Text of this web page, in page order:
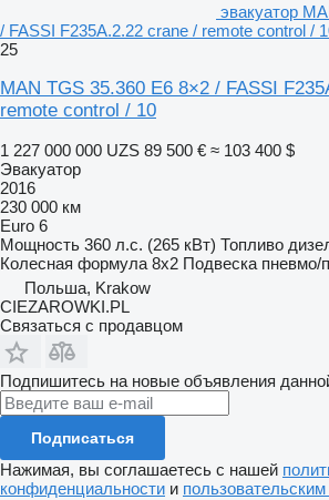
эвакуатор
/ FASSI F235A.2.22 crane / remote control /
25
MAN TGS 35.360 E6 8×2 / FASSI
remote control / 10
1 227 000 000 UZS 89 500 € ≈ 103 400 $
Эвакуатор
2016
230 000 км
Euro 6
Мощность 360 л.с. (265 кВт) Топливо
Колесная формула 8x2 Подвеска пневмо/
Польша, Krakow
CIEZAROWKI.PL
Связаться с продавцом
Подпишитесь на новые объявления
Подписаться
Нажимая, вы соглашаетесь с нашей
конфиденциальности и